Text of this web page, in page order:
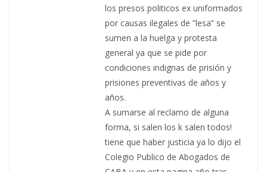
los presos politicos ex uniformados
por causas ilegales de ”lesa” se
sumen a la huelga y protesta
general ya que se pide por
condiciones indignas de prisión y
prisiones preventivas de años y
años.
A sumarse al reclamo de alguna
forma, si salen los k salen todos!
tiene que haber justicia ya lo dijo el
Colegio Publico de Abogados de